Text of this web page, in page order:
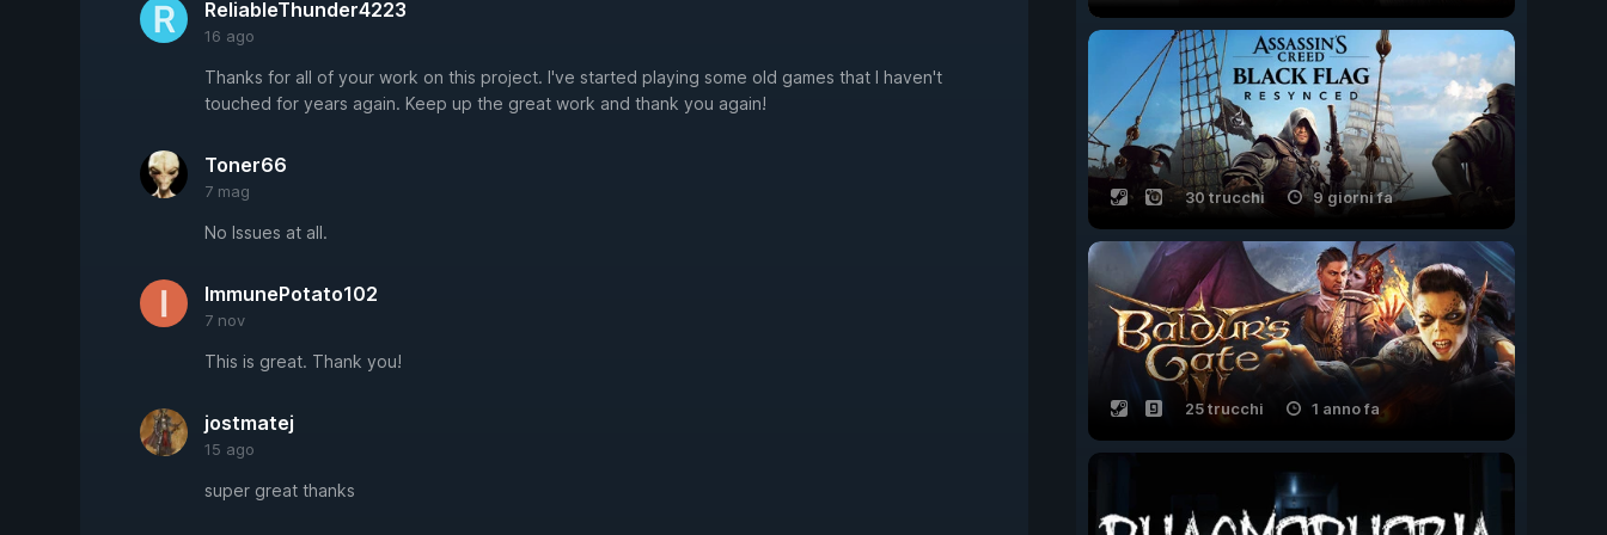
ReliableThunder4223
16 ago
Thanks for all of your work on this project. I've started playing some old games that I haven't
touched for years again. Keep up the great work and thank you again!
Toner66
7 mag
No Issues at all.
ImmunePotato102
7 nov
This is great. Thank you!
jostmatej
15 ago
super great thanks
30 trucchi 9 giorni fa
25 trucchi 1 anno fa